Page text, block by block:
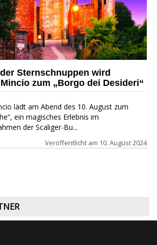
Sternschnuppen wird
zum „Borgo dei Desideri“
lädt am Abend des 10. August zum
ein magisches Erlebnis im
der Scaliger-Bu...
Veröffentlicht am 10. August 2024